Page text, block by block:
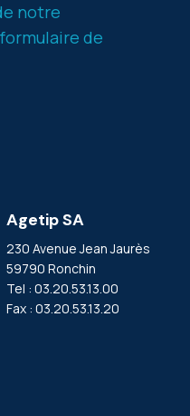
notre
de
Agetip SA
230 Avenue Jean Jaurès
59790 Ronchin
Tel : 03.20.53.13.00
Fax : 03.20.53.13.20